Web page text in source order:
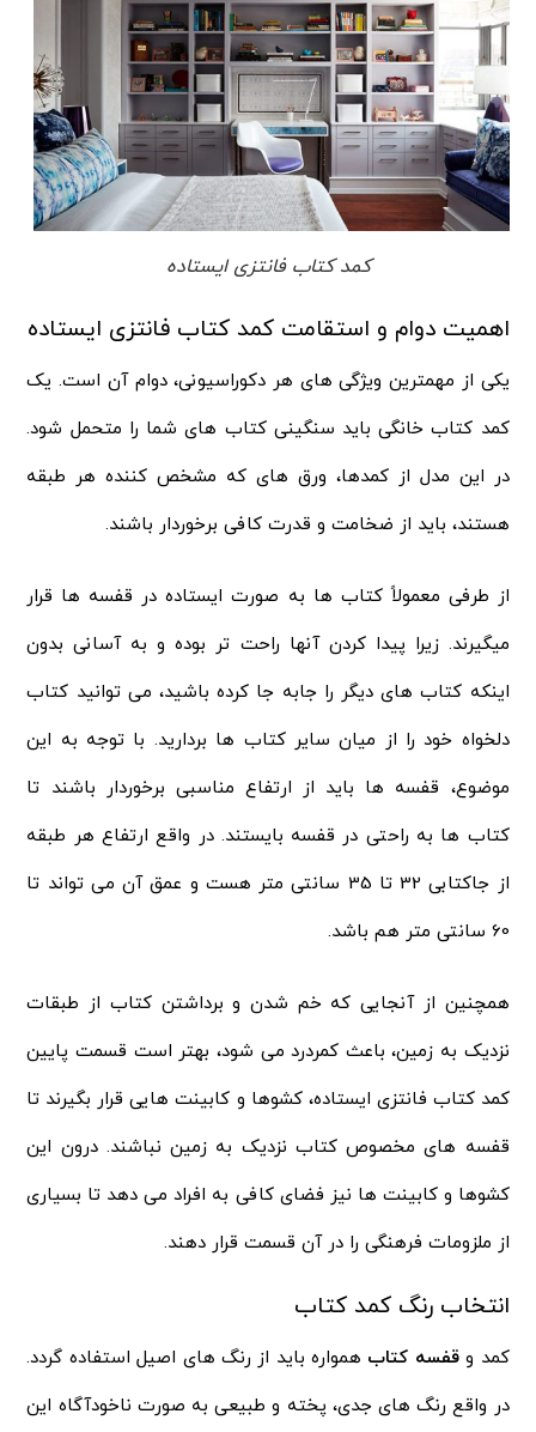
کمد کتاب فانتزی ایستاده
اهمیت دوام و استقامت کمد کتاب فانتزی ایستاده
یکی از مهمترین ویژگی های هر دکوراسیونی، دوام آن است. یک
کمد کتاب خانگی باید سنگینی کتاب های شما را متحمل شود.
در این مدل از کمدها، ورق های که مشخص کننده هر طبقه
هستند، باید از ضخامت و قدرت کافی برخوردار باشند.
از طرفی معمولاً کتاب ها به صورت ایستاده در قفسه ها قرار
میگیرند. زیرا پیدا کردن آنها راحت تر بوده و به آسانی بدون
اینکه کتاب های دیگر را جابه جا کرده باشید، می توانید کتاب
دلخواه خود را از میان سایر کتاب ها بردارید. با توجه به این
موضوع، قفسه ها باید از ارتفاع مناسبی برخوردار باشند تا
کتاب ها به راحتی در قفسه بایستند. در واقع ارتفاع هر طبقه
از جاکتابی 32 تا 35 سانتی متر هست و عمق آن می تواند تا
60 سانتی متر هم باشد.
همچنین از آنجایی که خم شدن و برداشتن کتاب از طبقات
نزدیک به زمین، باعث کمردرد می شود، بهتر است قسمت پایین
کمد کتاب فانتزی ایستاده، کشوها و کابینت هایی قرار بگیرند تا
قفسه های مخصوص کتاب نزدیک به زمین نباشند. درون این
کشوها و کابینت ها نیز فضای کافی به افراد می دهد تا بسیاری
از ملزومات فرهنگی را در آن قسمت قرار دهند.
انتخاب رنگ کمد کتاب
کمد وقفسه کتاب همواره باید از رنگ های اصیل استفاده گردد.
در واقع رنگ های جدی، پخته و طبیعی به صورت ناخودآگاه این